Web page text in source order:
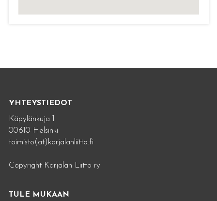
YHTEYSTIEDOT
Käpylänkuja 1
00610 Helsinki
toimisto(at)karjalanliitto.fi
Copyright Karjalan Liitto ry
TULE MUKAAN